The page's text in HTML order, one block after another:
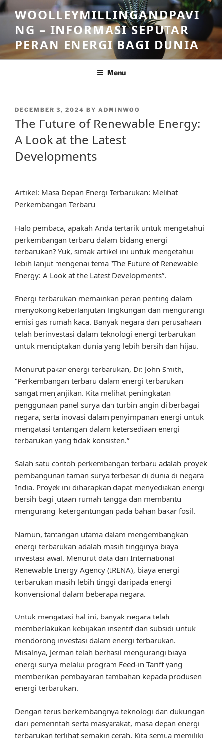
Skip
to
content
WOOLLEYMILLINGANDPAVI
NG – INFORMASI SEPUTAR
PERAN ENERGI BAGI DUNIA
Menu
POSTED
ON
DECEMBER 3, 2024 BY ADMINWOO
The Future of Renewable Energy:
A Look at the Latest
Developments
Artikel: Masa Depan Energi Terbarukan: Melihat
Perkembangan Terbaru
Halo pembaca, apakah Anda tertarik untuk mengetahui
perkembangan terbaru dalam bidang energi
terbarukan? Yuk, simak artikel ini untuk mengetahui
lebih lanjut mengenai tema “The Future of Renewable
Energy: A Look at the Latest Developments”.
Energi terbarukan memainkan peran penting dalam
menyokong keberlanjutan lingkungan dan mengurangi
emisi gas rumah kaca. Banyak negara dan perusahaan
telah berinvestasi dalam teknologi energi terbarukan
untuk menciptakan dunia yang lebih bersih dan hijau.
Menurut pakar energi terbarukan, Dr. John Smith,
“Perkembangan terbaru dalam energi terbarukan
sangat menjanjikan. Kita melihat peningkatan
penggunaan panel surya dan turbin angin di berbagai
negara, serta inovasi dalam penyimpanan energi untuk
mengatasi tantangan dalam ketersediaan energi
terbarukan yang tidak konsisten.”
Salah satu contoh perkembangan terbaru adalah proyek
pembangunan taman surya terbesar di dunia di negara
India. Proyek ini diharapkan dapat menyediakan energi
bersih bagi jutaan rumah tangga dan membantu
mengurangi ketergantungan pada bahan bakar fosil.
Namun, tantangan utama dalam mengembangkan
energi terbarukan adalah masih tingginya biaya
investasi awal. Menurut data dari International
Renewable Energy Agency (IRENA), biaya energi
terbarukan masih lebih tinggi daripada energi
konvensional dalam beberapa negara.
Untuk mengatasi hal ini, banyak negara telah
memberlakukan kebijakan insentif dan subsidi untuk
mendorong investasi dalam energi terbarukan.
Misalnya, Jerman telah berhasil mengurangi biaya
energi surya melalui program Feed-in Tariff yang
memberikan pembayaran tambahan kepada produsen
energi terbarukan.
Dengan terus berkembangnya teknologi dan dukungan
dari pemerintah serta masyarakat, masa depan energi
terbarukan terlihat semakin cerah. Kita semua memiliki